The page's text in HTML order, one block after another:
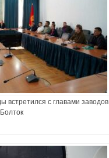
встретился с главами заводов